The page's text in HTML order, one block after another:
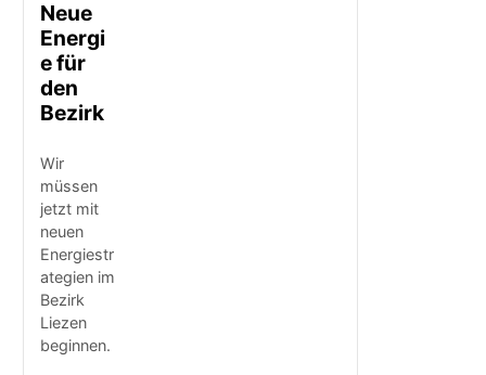
Neue
Energi
e für
den
Bezirk
Wir
müssen
jetzt mit
neuen
Energiestr
ategien im
Bezirk
Liezen
beginnen.